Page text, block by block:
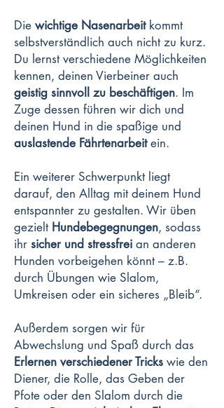
Die wichtige Nasenarbeitkommt
selbstverständlich auch nicht zu kurz.
Du lernst verschiedene Möglichkeiten
kennen, deinen Vierbeiner auch
geistig sinnvoll zu beschäftigen. Im
Zuge dessen führen wir dich und
deinen Hund in die spaßige und
auslastende Fährtenarbeitein.
Ein weiterer Schwerpunkt liegt
darauf, den Alltag mit deinem Hund
entspannter zu gestalten. Wir üben
gezieltHundebegegnungen, sodass
ihr sicher und stressfrei an anderen
Hunden vorbeigehen könnt – z.B.
durch Übungen wie Slalom,
Umkreisen oder ein sicheres „Bleib“.
Außerdem sorgen wir für
Abwechslung und Spaß durch das
Erlernen verschiedener Tricks wie den
Diener, die Rolle, das Geben der
Pfote oder den Slalom durch die